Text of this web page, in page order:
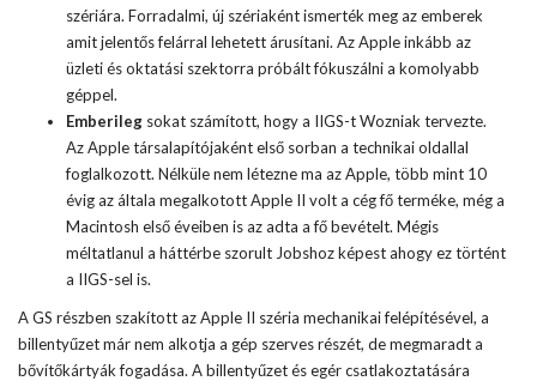
szériára. Forradalmi, új szériaként ismerték meg az emberek
amit jelentős felárral lehetett árusítani. Az Apple inkább az
üzleti és oktatási szektorra próbált fókuszálni a komolyabb
géppel.
Emberileg sokat számított, hogy a IIGS-t Wozniak tervezte.
Az Apple társalapítójaként első sorban a technikai oldallal
foglalkozott. Nélküle nem létezne ma az Apple, több mint 10
évig az általa megalkotott Apple II volt a cég fő terméke, még a
Macintosh első éveiben is az adta a fő bevételt. Mégis
méltatlanul a háttérbe szorult Jobshoz képest ahogy ez történt
a IIGS-sel is.
A GS részben szakított az Apple II széria mechanikai felépítésével, a
billentyűzet már nem alkotja a gép szerves részét, de megmaradt a
bővítőkártyák fogadása. A billentyűzet és egér csatlakoztatására